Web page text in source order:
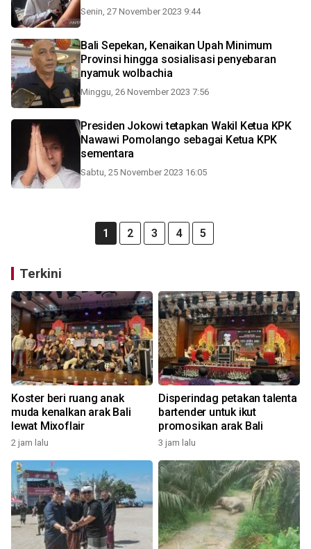
Senin, 27 November 2023 9:44
Bali Sepekan, Kenaikan Upah Minimum
Provinsi hingga sosialisasi penyebaran
nyamuk wolbachia
Minggu, 26 November 2023 7:56
Presiden Jokowi tetapkan Wakil Ketua KPK
Nawawi Pomolango sebagai Ketua KPK
sementara
Sabtu, 25 November 2023 16:05
1 2 3 4 5
Terkini
Koster beri ruang anak
muda kenalkan arak Bali
lewat Mixoflair
2 jam lalu
Disperindag petakan talenta
bartender untuk ikut
promosikan arak Bali
3 jam lalu